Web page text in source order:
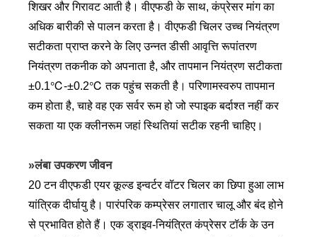
शिखर और गिरावट आती है। वीएफडी के साथ, कंप्रेसर मांग का
अधिक बारीकी से पालन करता है। वीएफडी चिलर उच्च नियंत्रण
सटीकता प्राप्त करने के लिए उन्नत डीसी आवृत्ति रूपांतरण
नियंत्रण तकनीक को अपनाता है, और तापमान नियंत्रण सटीकता
±0.1℃-±0.2℃ तक पहुंच सकती है। परिणामस्वरुप तापमान
कम होता है, चाहे वह एक सर्वर रूम हो जो स्पाइक बर्दाश्त नहीं कर
सकता या एक क्लीनरूम जहां स्थितियां सटीक रहनी चाहिए।
»लंबा उपकरण जीवन
20 टन वीएफडी एयर कूल्ड इन्वर्टर वॉटर चिलर का छिपा हुआ लाभ
यांत्रिक दीर्घायु है। पारंपरिक कम्प्रेसर लगातार चालू और बंद होने
से प्रभावित होते हैं। एक ड्राइव-नियंत्रित कंप्रेसर टॉर्क के उन